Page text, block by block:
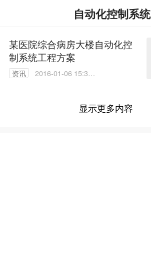
自动化控制系统
某医院综合病房大楼自动化控
制系统工程方案
资讯
2016-01-06 15:32:
显示更多内容